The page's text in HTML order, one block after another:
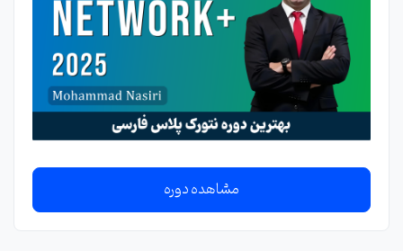
مشاهده دوره